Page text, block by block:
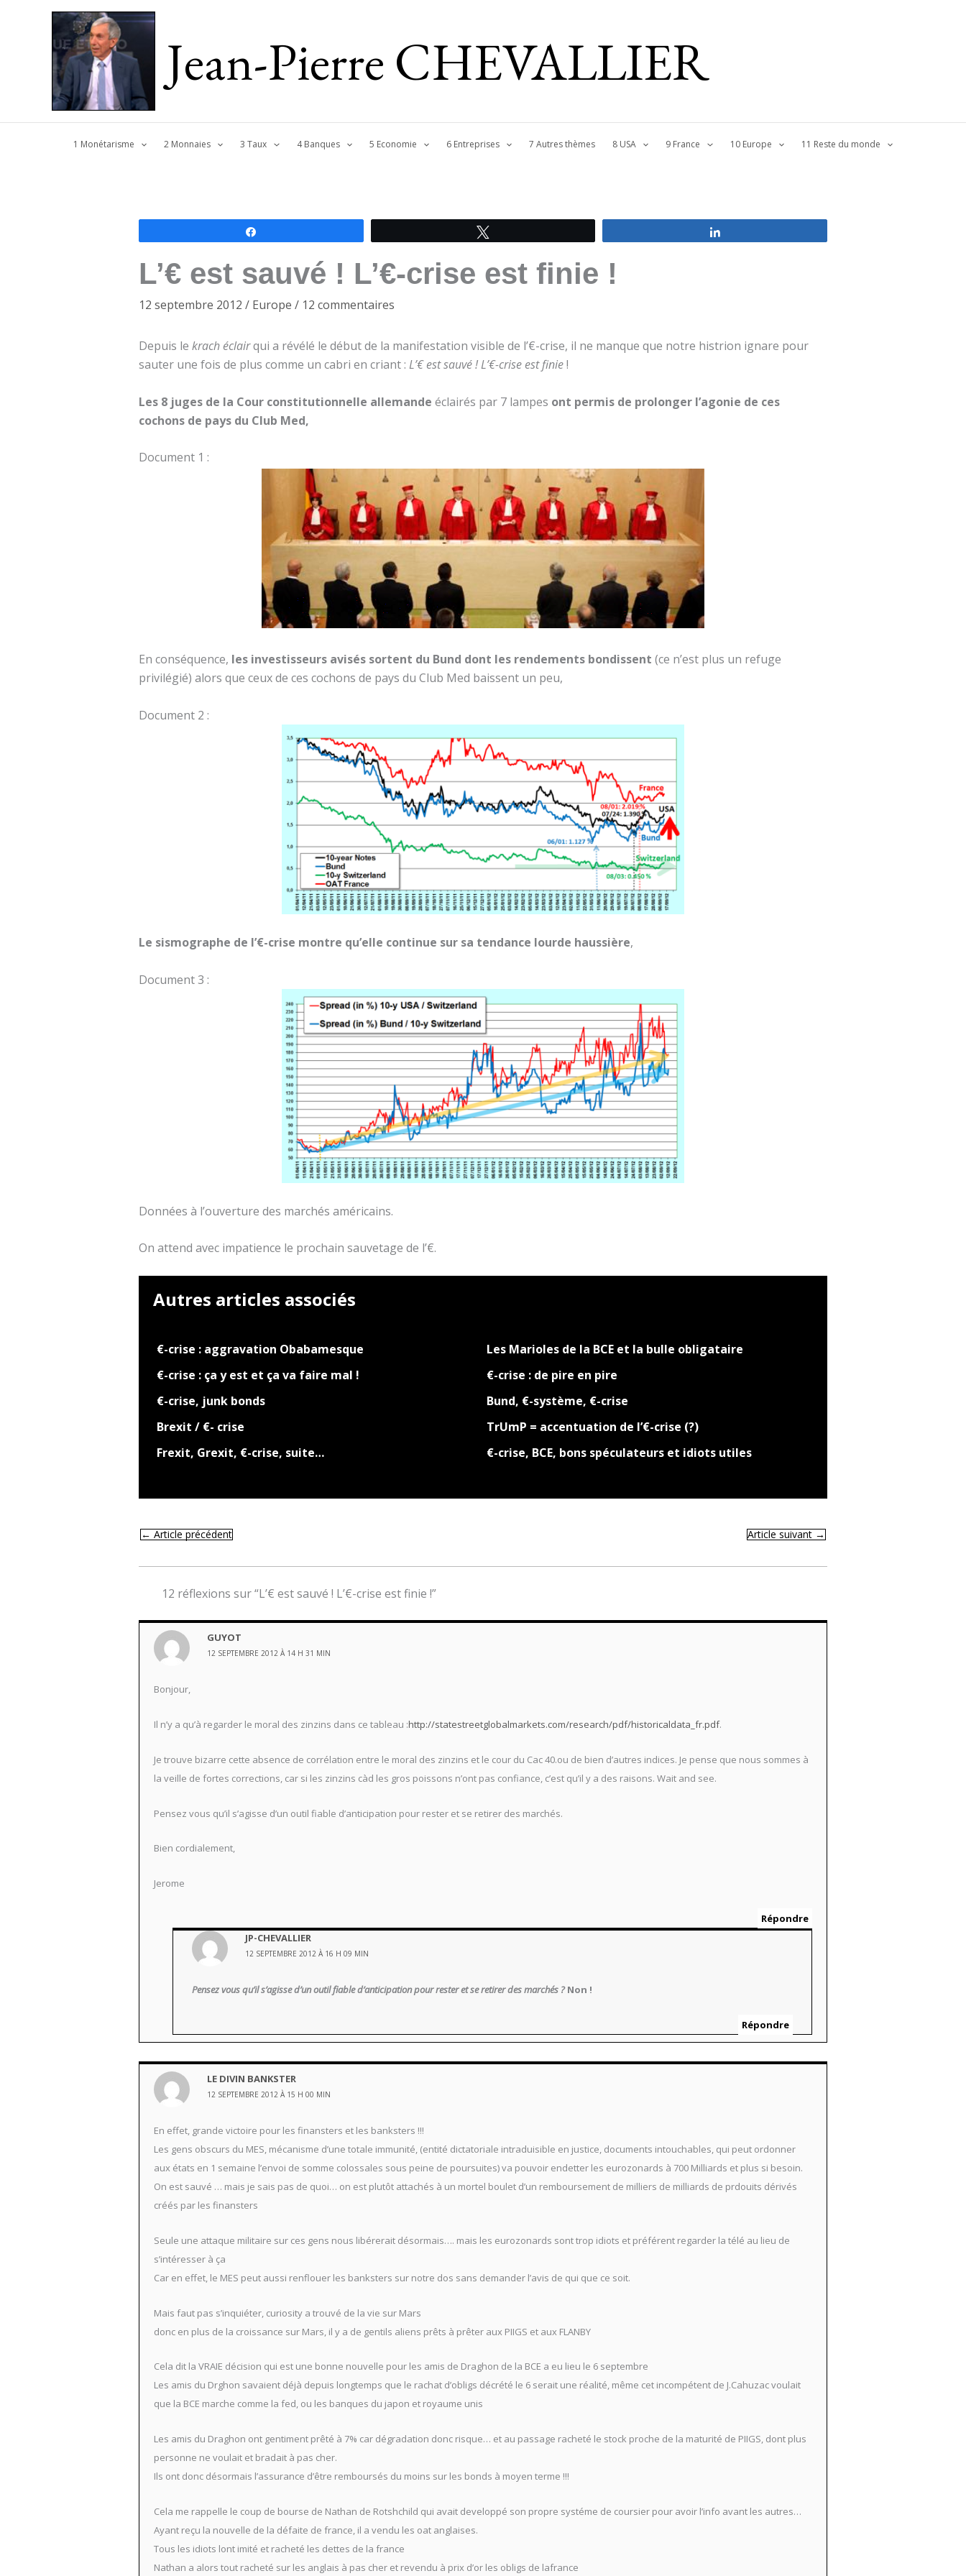
Jean-Pierre CHEVALLIER
1 Monétarisme 2 Monnaies 3 Taux 4 Banques 5 Economie 6 Entreprises 7 Autres thèmes 8 USA 9 France 10 Europe 11 Reste du monde
L’€ est sauvé ! L’€-crise est finie !
12 septembre 2012 / Europe / 12 commentaires
Depuis le krach éclairqui a révélé le début de la manifestation visible de l’€-crise, il ne manque que notre histrion ignare pour
sauter une fois de plus comme un cabri en criant : L’€ est sauvé ! L’€-crise est finie!
Les 8 juges de la Cour constitutionnelle allemande éclairés par 7 lampes ont permis de prolonger l’agonie de ces
cochons de pays du Club Med,
Document 1 :
En conséquence, les investisseurs avisés sortent du Bund dont les rendements bondissent (ce n’est plus un refuge
privilégié) alors que ceux de ces cochons de pays du Club Med baissent un peu,
Document 2 :
Le sismographe de l’€-crise montre qu’elle continue sur sa tendance lourde haussière,
Document 3 :
Données à l’ouverture des marchés américains.
On attend avec impatience le prochain sauvetage de l’€.
Autres articles associés
€-crise : aggravation Obabamesque
Les Marioles de la BCE et la bulle obligataire
€-crise : ça y est et ça va faire mal !
€-crise : de pire en pire
€-crise, junk bonds
Bund, €-système, €-crise
Brexit / €- crise
TrUmP = accentuation de l’€-crise (?)
Frexit, Grexit, €-crise, suite…
€-crise, BCE, bons spéculateurs et idiots utiles
←Article précédent Article suivant→
12 réflexions sur “L’€ est sauvé ! L’€-crise est finie !”
GUYOT
12 SEPTEMBRE 2012 À 14 H 31 MIN
Bonjour,
Il n’y a qu’à regarder le moral des zinzins dans ce tableau :http://statestreetglobalmarkets.com/research/pdf/historicaldata_fr.pdf.
Je trouve bizarre cette absence de corrélation entre le moral des zinzins et le cour du Cac 40.ou de bien d’autres indices. Je pense que nous sommes à
la veille de fortes corrections, car si les zinzins càd les gros poissons n’ont pas confiance, c’est qu’il y a des raisons. Wait and see.
Pensez vous qu’il s’agisse d’un outil fiable d’anticipation pour rester et se retirer des marchés.
Bien cordialement,
Jerome
Répondre
JP-CHEVALLIER
12 SEPTEMBRE 2012 À 16 H 09 MIN
Pensez vous qu’il s’agisse d’un outil fiable d’anticipation pour rester et se retirer des marchés ?Non !
Répondre
LE DIVIN BANKSTER
12 SEPTEMBRE 2012 À 15 H 00 MIN
En effet, grande victoire pour les finansters et les banksters !!!
Les gens obscurs du MES, mécanisme d’une totale immunité, (entité dictatoriale intraduisible en justice, documents intouchables, qui peut ordonner
aux états en 1 semaine l’envoi de somme colossales sous peine de poursuites) va pouvoir endetter les eurozonards à 700 Milliards et plus si besoin.
On est sauvé … mais je sais pas de quoi… on est plutôt attachés à un mortel boulet d’un remboursement de milliers de milliards de prdouits dérivés
créés par les finansters
Seule une attaque militaire sur ces gens nous libérerait désormais…. mais les eurozonards sont trop idiots et préférent regarder la télé au lieu de
s’intéresser à ça
Car en effet, le MES peut aussi renflouer les banksters sur notre dos sans demander l’avis de qui que ce soit.
Mais faut pas s’inquiéter, curiosity a trouvé de la vie sur Mars
donc en plus de la croissance sur Mars, il y a de gentils aliens prêts à prêter aux PIIGS et aux FLANBY
Cela dit la VRAIE décision qui est une bonne nouvelle pour les amis de Draghon de la BCE a eu lieu le 6 septembre
Les amis du Drghon savaient déjà depuis longtemps que le rachat d’obligs décrété le 6 serait une réalité, même cet incompétent de J.Cahuzac voulait
que la BCE marche comme la fed, ou les banques du japon et royaume unis
Les amis du Draghon ont gentiment prêté à 7% car dégradation donc risque… et au passage racheté le stock proche de la maturité de PIIGS, dont plus
personne ne voulait et bradait à pas cher.
Ils ont donc désormais l’assurance d’être remboursés du moins sur les bonds à moyen terme !!!
Cela me rappelle le coup de bourse de Nathan de Rotshchild qui avait developpé son propre systéme de coursier pour avoir l’info avant les autres…
Ayant reçu la nouvelle de la défaite de france, il a vendu les oat anglaises.
Tous les idiots lont imité et racheté les dettes de la france
Nathan a alors tout racheté sur les anglais à pas cher et revendu à prix d’or les obligs de lafrance